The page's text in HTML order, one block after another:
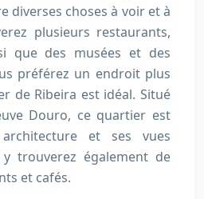
diverses choses à voir et à
plusieurs restaurants,
que des musées et des
préférez un endroit plus
de Ribeira est idéal. Situé
Douro, ce quartier est
et ses vues
trouverez également de
et cafés.